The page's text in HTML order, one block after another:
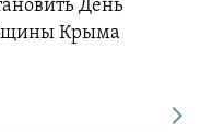
День
Крыма